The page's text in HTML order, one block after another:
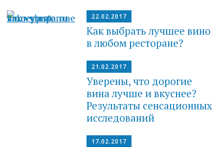
22.02.2017
Как выбрать лучшее вино
в любом ресторане?
21.02.2017
Уверены, что дорогие
вина лучше и вкуснее?
Результаты сенсационных
исследований
17.02.2017